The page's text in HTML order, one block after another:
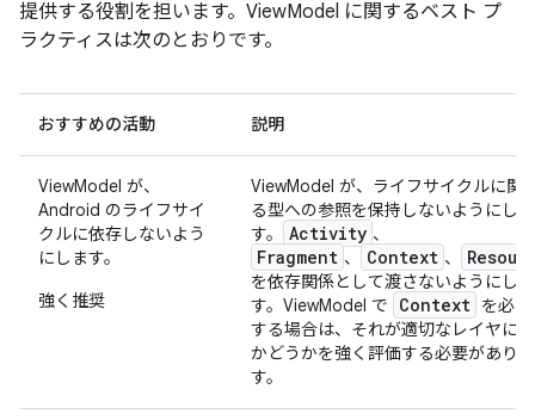
提供する役割を担います。ViewModel に関するベスト プ
ラクティスは次のとおりです。
おすすめの活動 説明
ViewModel が、
Android のライフサイ
クルに依存しないよう
にします。
強く推奨
ViewModel が、ライフサイクルに関
る型への参照を保持しないようにしま
す。
Activity 、
Fragment 、 Context 、
を依存関係として渡さないようにしま
す。ViewModel で
Context を必
する場合は、それが適切なレイヤに
かどうかを強く評価する必要がありま
す。